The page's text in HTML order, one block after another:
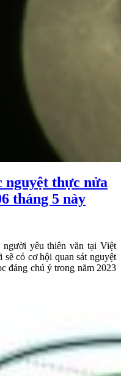
nguyệt thực nửa
tháng 5 này
người yêu thiên văn tại Việt
có cơ hội quan sát nguyệt
đáng chú ý trong năm 2023